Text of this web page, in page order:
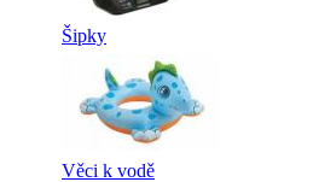
Šipky
Věci k vodě